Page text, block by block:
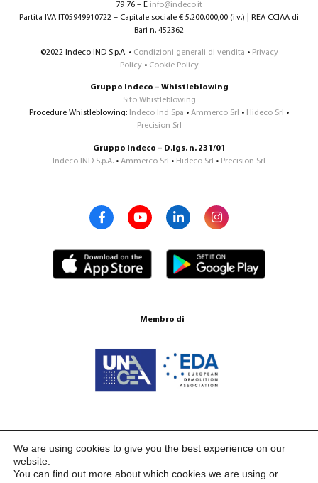
79 76 – E info@indeco.it
Partita IVA IT05949910722 – Capitale sociale € 5.200.000,00 (i.v.) | REA CCIAA di
Bari n. 452362
©2022 Indeco IND S.p.A. • Condizioni generali di vendita • Privacy
Policy• Cookie Policy
Gruppo Indeco – Whistleblowing
Sito Whistleblowing
Procedure Whistleblowing: Indeco Ind Spa • Ammerco Srl • Hideco Srl •
Precision Srl
Gruppo Indeco – D.lgs. n. 231/01
Indeco IND S.p.A. • Ammerco Srl • Hideco Srl • Precision Srl
Membro di
We are using cookies to give you the best experience on our
website.
You can find out more about which cookies we are using or